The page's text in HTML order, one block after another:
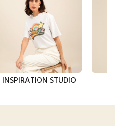
INSPIRATION STUDIO